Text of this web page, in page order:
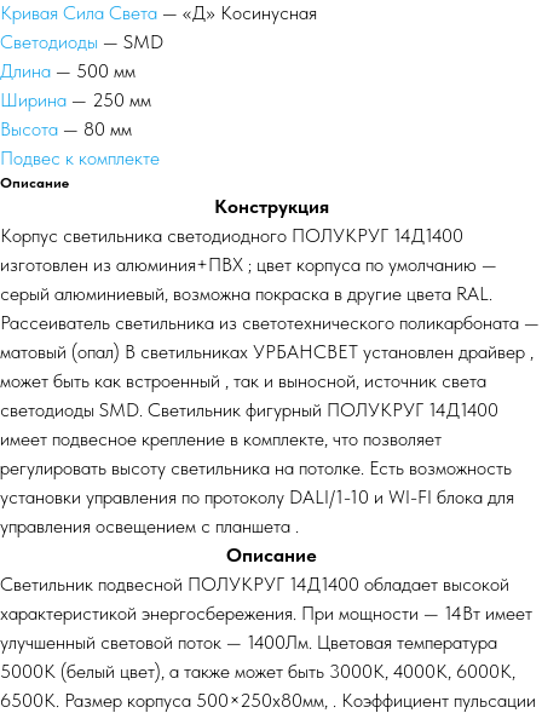
Кривая Сила Света — «Д» Косинусная
Светодиоды — SMD
Длина — 500 мм
Ширина — 250 мм
Высота — 80 мм
Подвес к комплекте
Описание
Конструкция
Корпус светильника светодиодного ПОЛУКРУГ 14Д1400
изготовлен из алюминия+ПВХ ; цвет корпуса по умолчанию —
серый алюминиевый, возможна покраска в другие цвета RAL.
Рассеиватель светильника из светотехнического поликарбоната —
матовый (опал) В светильниках УРБАНСВЕТ установлен драйвер ,
может быть как встроенный , так и выносной, источник света
светодиоды SMD. Светильник фигурный ПОЛУКРУГ 14Д1400
имеет подвесное крепление в комплекте, что позволяет
регулировать высоту светильника на потолке. Есть возможность
установки управления по протоколу DALI/1-10 и WI-FI блока для
управления освещением с планшета .
Описание
Светильник подвесной ПОЛУКРУГ 14Д1400 обладает высокой
характеристикой энергосбережения. При мощности — 14Вт имеет
улучшенный световой поток — 1400Лм. Цветовая температура
5000К (белый цвет), а также может быть 3000К, 4000К, 6000К,
6500К. Размер корпуса 500×250х80мм, . Коэффициент пульсации